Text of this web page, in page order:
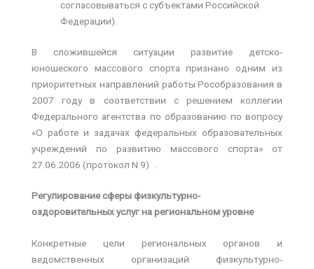
согласовываться с субъектами Российской
Федерации).
В сложившейся ситуации развитие детско-
юношеского массового спорта признано одним из
приоритетных направлений работы Рособразования в
2007 году в соответствии с решением коллегии
Федерального агентства по образованию по вопросу
«О работе и задачах федеральных образовательных
учреждений по развитию массового спорта» от
27.06.2006 (протокол N 9)
Регулирование сферы физкультурно-
оздоровительных услуг на региональном уровне
Конкретные цели региональных органов и
ведомственных организаций физкультурно-